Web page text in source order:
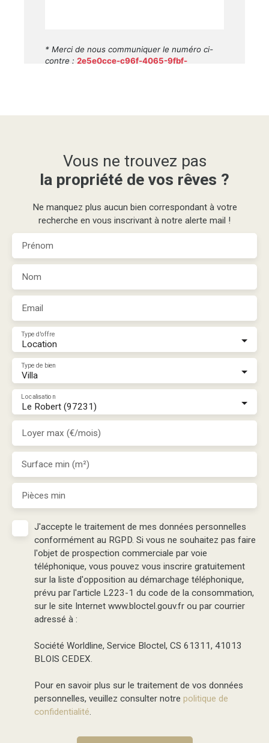
Vous ne trouvez pas
la propriété de vos rêves ?
Ne manquez plus aucun bien correspondant à votre
recherche en vous inscrivant à notre alerte mail !
Prénom
Nom
Email
Location
Type d'offre
Villa
Type de bien
Le Robert (97231)
Localisation
Loyer max (€/mois)
Surface min (m²)
Pièces min
J'accepte le traitement de mes données personnelles
conformément au RGPD. Si vous ne souhaitez pas faire
l'objet de prospection commerciale par voie
téléphonique, vous pouvez vous inscrire gratuitement
sur la liste d'opposition au démarchage téléphonique,
prévu par l'article L223-1 du code de la consommation,
sur le site Internet www.bloctel.gouv.fr ou par courrier
adressé à :
Société Worldline, Service Bloctel, CS 61311, 41013
BLOIS CEDEX.
Pour en savoir plus sur le traitement de vos données
personnelles, veuillez consulter notre politique de
confidentialité.